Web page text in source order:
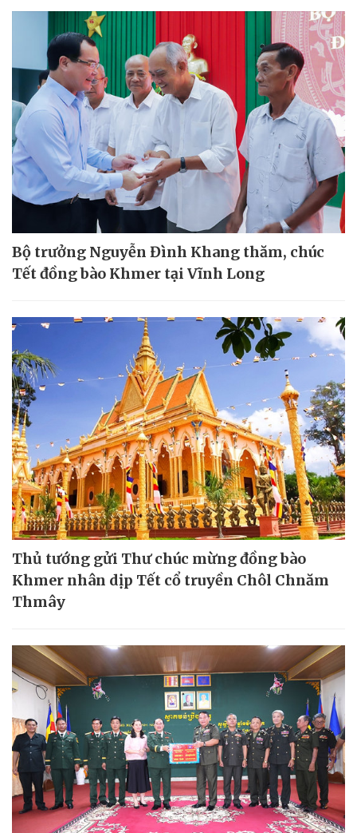
Bộ trưởng Nguyễn Đình Khang thăm, chúc
Tết đồng bào Khmer tại Vĩnh Long
Thủ tướng gửi Thư chúc mừng đồng bào
Khmer nhân dịp Tết cổ truyền Chôl Chnăm
Thmây